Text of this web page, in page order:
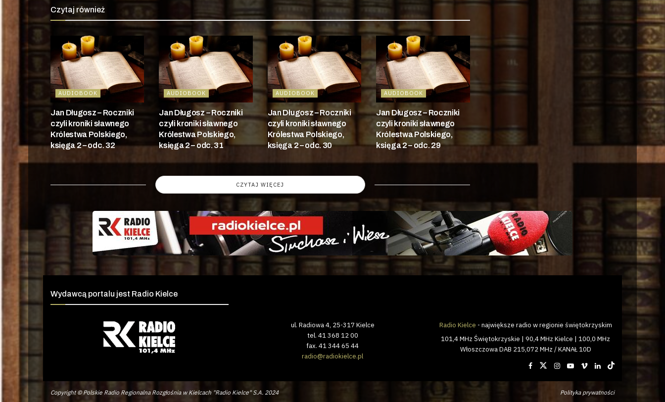
Czytaj również
AUDIOBOOK
Jan Długosz – Roczniki
czyli kroniki sławnego
Królestwa Polskiego,
księga 2 – odc. 32
AUDIOBOOK
Jan Długosz – Roczniki
czyli kroniki sławnego
Królestwa Polskiego,
księga 2 – odc. 31
AUDIOBOOK
Jan Długosz – Roczniki
czyli kroniki sławnego
Królestwa Polskiego,
księga 2 – odc. 30
AUDIOBOOK
Jan Długosz – Roczniki
czyli kroniki sławnego
Królestwa Polskiego,
księga 2 – odc. 29
CZYTAJ WIĘCEJ
Wydawcą portalu jest Radio Kielce
ul. Radiowa 4, 25-317 Kielce
tel. 41 368 12 00
fax. 41 344 65 44
radio@radiokielce.pl
Radio Kielce - największe radio w regionie świętokrzyskim
101,4 MHz Świętokrzyskie | 90,4 MHz Kielce | 100,0 MHz
Włoszczowa DAB 215,072 MHz / KANAŁ 10D
Copyright © Polskie Radio Regionalna Rozgłośnia w Kielcach "Radio Kielce" S.A. 2024 Polityka prywatności